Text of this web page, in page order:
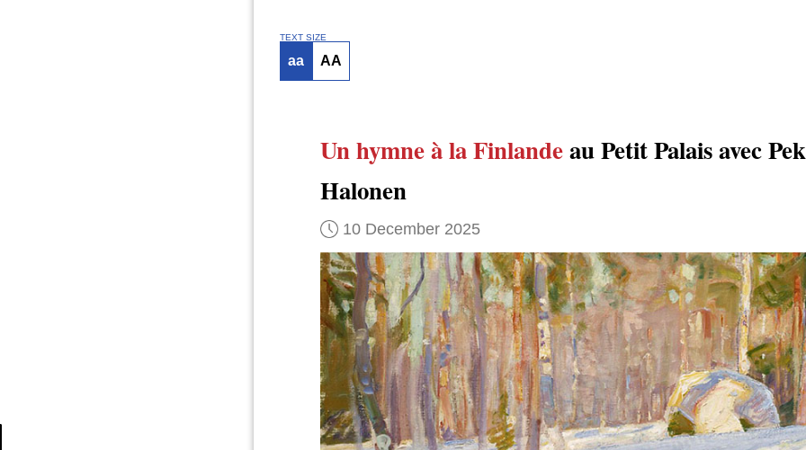
TEXT SIZE
aa AA
Un hymne à la Finlandeau Petit Palais avec
Halonen
10 December 2025